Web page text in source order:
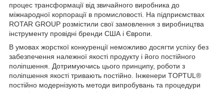
процес трансформації від звичайного виробника до
міжнародної корпорації в промисловості. На підприємствах
ROTAR GROUP розмістили свої замовлення з виробництва
інструменту провідні бренди США і Європи.
В умовах жорсткої конкуренції неможливо досягти успіху без
забезпечення належної якості продукту і його постійного
поліпшення. Дотримуючись цього принципу, роботи з
поліпшення якості тривають постійно. Інженери TOPTUL®
постійно модернізують методи випробувань та процедури